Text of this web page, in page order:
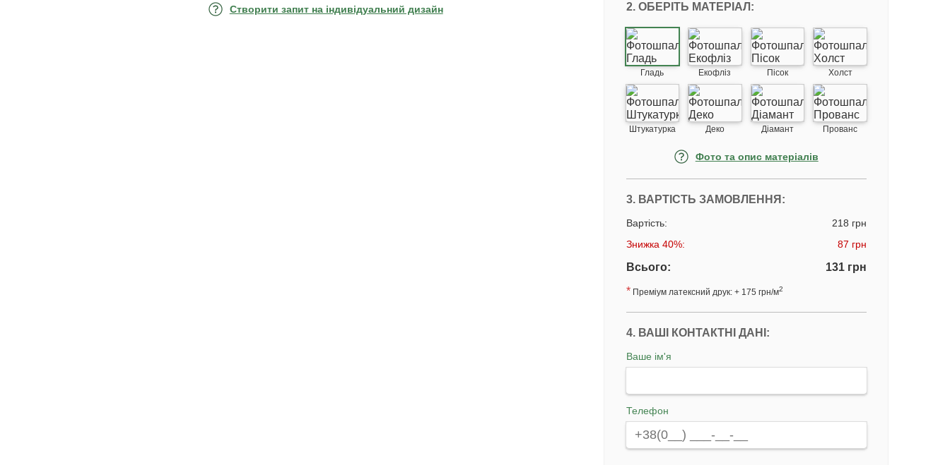
Створити запит на індивідуальний дизайн 2. ОБЕРІТЬ МАТЕРІАЛ:
Гладь Екофліз Пісок Холст
Штукатурка Деко Діамант Прованс
Фото та опис матеріалів
3. ВАРТІСТЬ ЗАМОВЛЕННЯ:
Вартість:
218 грн
Знижка 40%:
87 грн
Всього:
131 грн
* Преміум латексний друк: + 175 грн/м2
4. ВАШІ КОНТАКТНІ ДАНІ:
Ваше ім'я
Телефон